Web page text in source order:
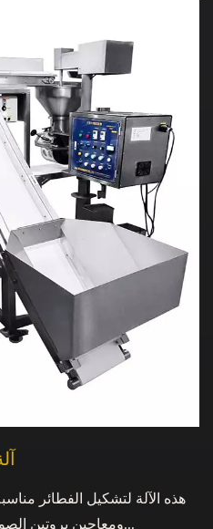
هذه الآلة لتشكيل الفطائر
ومعاجين بروتين الصويا. يمكنها تشكيل المعاجين إلى...